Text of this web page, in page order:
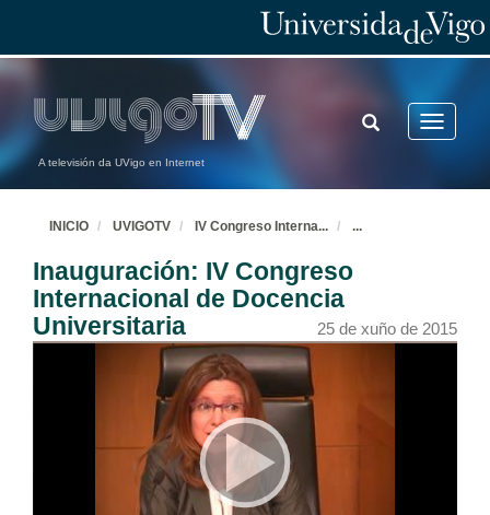
A televisión da UVigo en Internet
Toggle
TOGGLE
SEARCH
INICIO UVIGOTV IV Congreso Interna... ...
Inauguración: IV Congreso
Internacional de Docencia
Universitaria
25 de xuño de 2015